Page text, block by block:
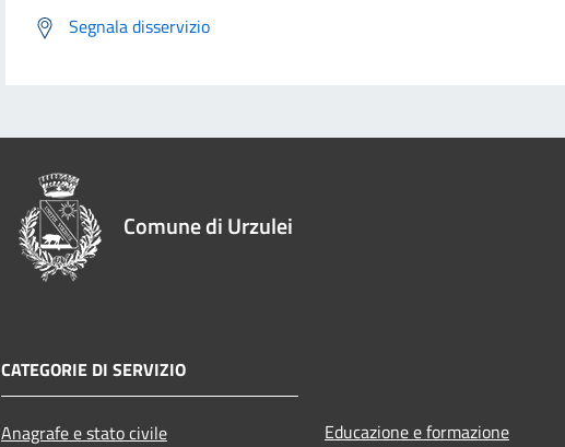
Segnala disservizio
Comune di Urzulei
CATEGORIE DI SERVIZIO
Anagrafe e stato civile
Educazione e formazione